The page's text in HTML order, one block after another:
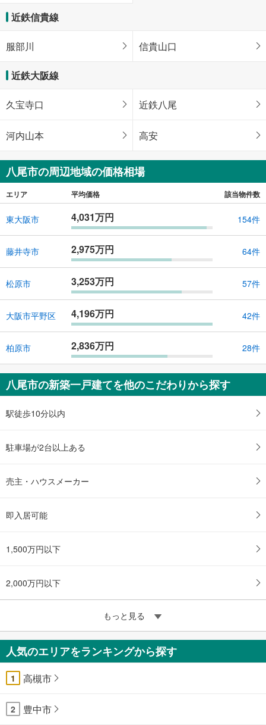
近鉄信貴線
服部川 信貴山口
近鉄大阪線
久宝寺口 近鉄八尾
河内山本 高安
八尾市の周辺地域の価格相場
エリア 平均価格 該当物件数
東大阪市 4,031万円 154件
藤井寺市 2,975万円 64件
松原市 3,253万円 57件
大阪市平野区 4,196万円 42件
柏原市 2,836万円 28件
八尾市の新築一戸建てを他のこだわりから探す
駅徒歩10分以内
駐車場が2台以上ある
売主・ハウスメーカー
即入居可能
1,500万円以下
2,000万円以下
もっと見る
人気のエリアをランキングから探す
1 高槻市
2 豊中市